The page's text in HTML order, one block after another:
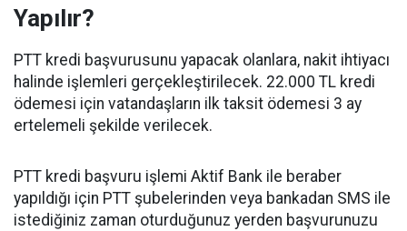
Yapılır?
PTT kredi başvurusunu yapacak olanlara, nakit ihtiyacı
halinde işlemleri gerçekleştirilecek. 22.000 TL kredi
ödemesi için vatandaşların ilk taksit ödemesi 3 ay
ertelemeli şekilde verilecek.
PTT kredi başvuru işlemi Aktif Bank ile beraber
yapıldığı için PTT şubelerinden veya bankadan SMS ile
istediğiniz zaman oturduğunuz yerden başvurunuzu